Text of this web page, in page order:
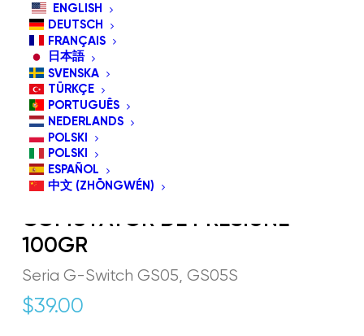
ENGLISH
DEUTSCH
FRANÇAIS
日本語
SVENSKA
TÜRKÇE
PORTUGUÊS
NEDERLANDS
POLSKI
POLSKI
ESPAÑOL
中文 (ZHŌNGWÉN)
GS05 GLASSOUSE
COMUTATOR DE PRESIUNE
100GR
Seria G-Switch GS05, GS05S
$39.00